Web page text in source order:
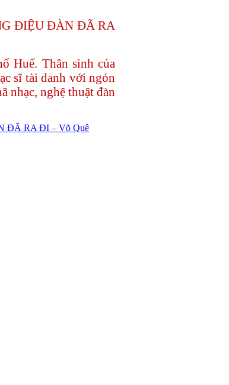
ĐIỆU ĐÀN ĐÃ RA
Huế. Thân sinh của
sĩ tài danh với ngón
nhạc, nghệ thuật đàn
ĐÃ RA ĐI – Võ Quê